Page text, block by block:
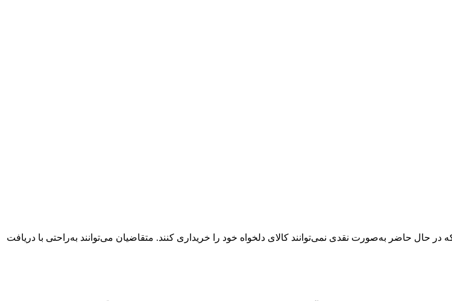
حاضر به‌صورت نقدی نمی‌توانند کالای دلخواه خود را خریداری کنند. متقاضیان می‌توانند به‌راحتی با دریافت